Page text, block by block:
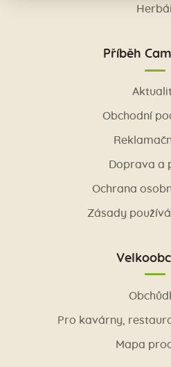
Příběh
Obchodní
Doprava a
Ochrana
Zásady
Pro kavárny,
Mapa